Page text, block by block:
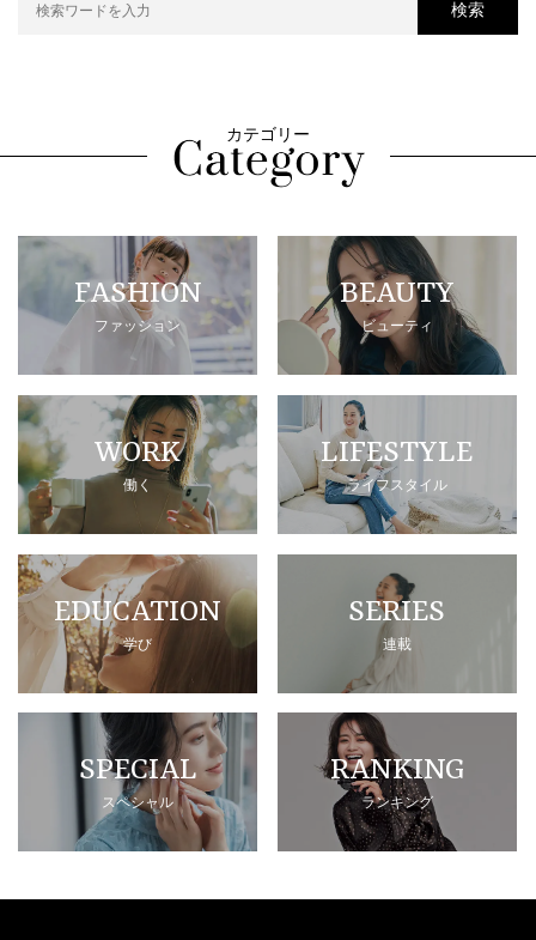
検索
カテゴリー
FASHION
ファッション
BEAUTY
ビューティ
WORK
働く
LIFESTYLE
ライフスタイル
EDUCATION
学び
SERIES
連載
SPECIAL
スペシャル
RANKING
ランキング